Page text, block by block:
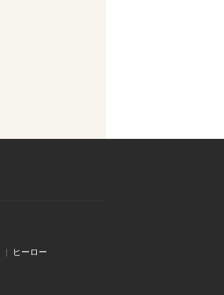
ヒーロー